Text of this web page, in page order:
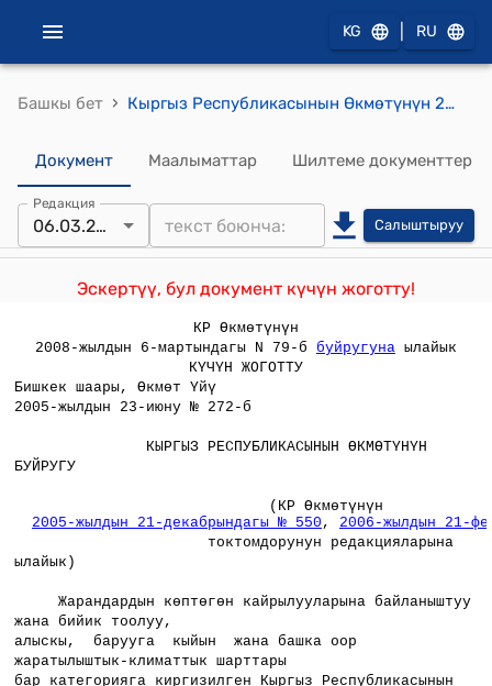
KG RU
Башкы бет › Кыргыз Республикасынын Өкмөтүнүн 2005-жылдын 27-майынын, № 236 буйругу
Документ Маалыматтар Шилтеме документтер
Редакция
06.03.2008 Салыштыруу
Эскертүү, бул документ күчүн жоготту!